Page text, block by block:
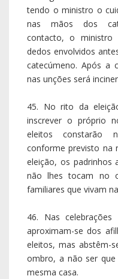
tendo o ministro o
nas mãos dos
contacto, o ministro
dedos envolvidos
catecúmeno. Após a
nas unções será
45. No rito da
inscrever o próprio
eleitos constarão
conforme previsto na
eleição, os padrinhos
não lhes tocam no
familiares que vivam
46. Nas
aproximam-se dos
eleitos, mas abstêm-
ombro, a não ser
mesma casa.